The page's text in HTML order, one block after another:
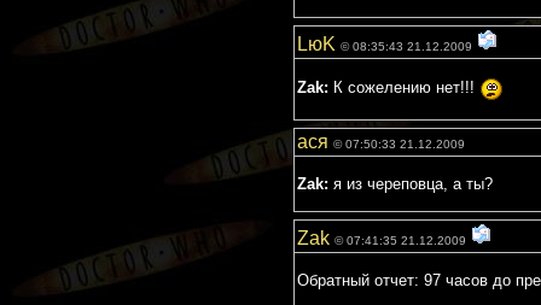
LюK © 08:35:43 21.12.2009
Zak: К сожелению нет!!!
ася © 07:50:33 21.12.2009
Zak: я из череповца, а ты?
Zak © 07:41:35 21.12.2009
Обратный отчет: 97 часов до